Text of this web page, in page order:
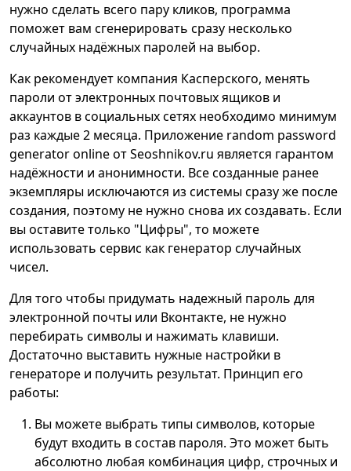
нужно сделать всего пару кликов, программа
поможет вам сгенерировать сразу несколько
случайных надёжных паролей на выбор.
Как рекомендует компания Касперского, менять
пароли от электронных почтовых ящиков и
аккаунтов в социальных сетях необходимо минимум
раз каждые 2 месяца. Приложение random password
generator online от Seoshnikov.ru является гарантом
надёжности и анонимности. Все созданные ранее
экземпляры исключаются из системы сразу же после
создания, поэтому не нужно снова их создавать. Если
вы оставите только "Цифры", то можете
использовать сервис как генератор случайных
чисел.
Для того чтобы придумать надежный пароль для
электронной почты или Вконтакте, не нужно
перебирать символы и нажимать клавиши.
Достаточно выставить нужные настройки в
генераторе и получить результат. Принцип его
работы:
Вы можете выбрать типы символов, которые
будут входить в состав пароля. Это может быть
абсолютно любая комбинация цифр, строчных и